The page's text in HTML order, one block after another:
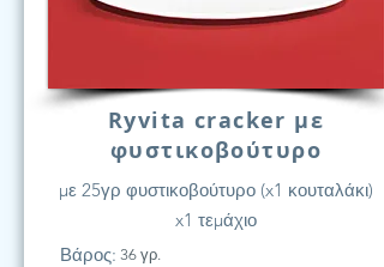
Ryvita cracker με
φυστικοβούτυρο
με 25γρ φυστικοβούτυρο (x1 κουταλάκι)
x1 τεμάχιο
Βάρος: 36 γρ.